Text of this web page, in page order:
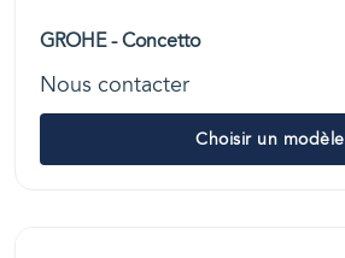
GROHE - Concetto
Nous contacter
Choisir un modèle